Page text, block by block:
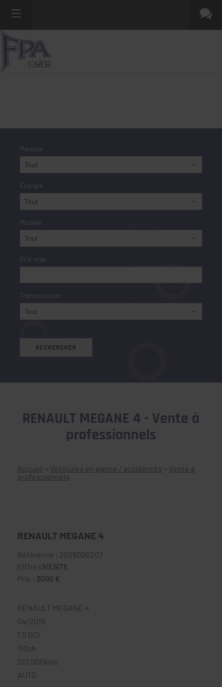
Marque
Énergie
Modèle
Prix max
Transmission
RENAULT MEGANE 4 - Vente à
professionnels
Accueil > Véhicules en panne / accidentés > Vente à
professionnels
RENAULT MEGANE 4
Référence : 2026000207
(Offres)VENTE
Prix : 3000 €
RENAULT MEGANE 4
04/2016
1.5 DCi
110ch
201.000kms
AUTO